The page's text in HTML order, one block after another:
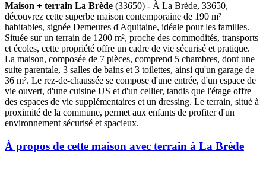
Maison + terrain La Brède (33650) - À La Brède, 33650,
découvrez cette superbe maison contemporaine de 190 m²
habitables, signée Demeures d'Aquitaine, idéale pour les familles.
Située sur un terrain de 1200 m², proche des commodités, transports
et écoles, cette propriété offre un cadre de vie sécurisé et pratique.
La maison, composée de 7 pièces, comprend 5 chambres, dont une
suite parentale, 3 salles de bains et 3 toilettes, ainsi qu'un garage de
36 m². Le rez-de-chaussée se compose d'une entrée, d'un espace de
vie ouvert, d'une cuisine US et d'un cellier, tandis que l'étage offre
des espaces de vie supplémentaires et un dressing. Le terrain, situé à
proximité de la commune, permet aux enfants de profiter d'un
environnement sécurisé et spacieux.
À propos de cette maison avec terrain à La Brède